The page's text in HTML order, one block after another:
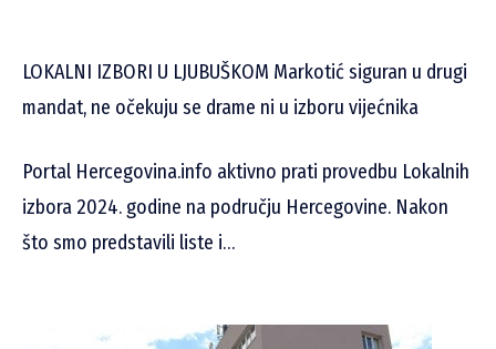
LOKALNI IZBORI U LJUBUŠKOM Markotić siguran u drugi
mandat, ne očekuju se drame ni u izboru vijećnika
Portal Hercegovina.info aktivno prati provedbu Lokalnih
izbora 2024. godine na području Hercegovine. Nakon
što smo predstavili liste i…